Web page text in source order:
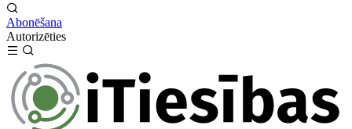
Abonēšana
Autorizēties